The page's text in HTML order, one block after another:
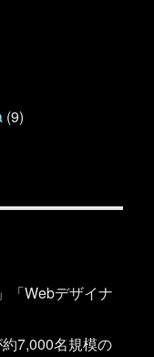
(9)
「Webデザイナ
7,000名規模の